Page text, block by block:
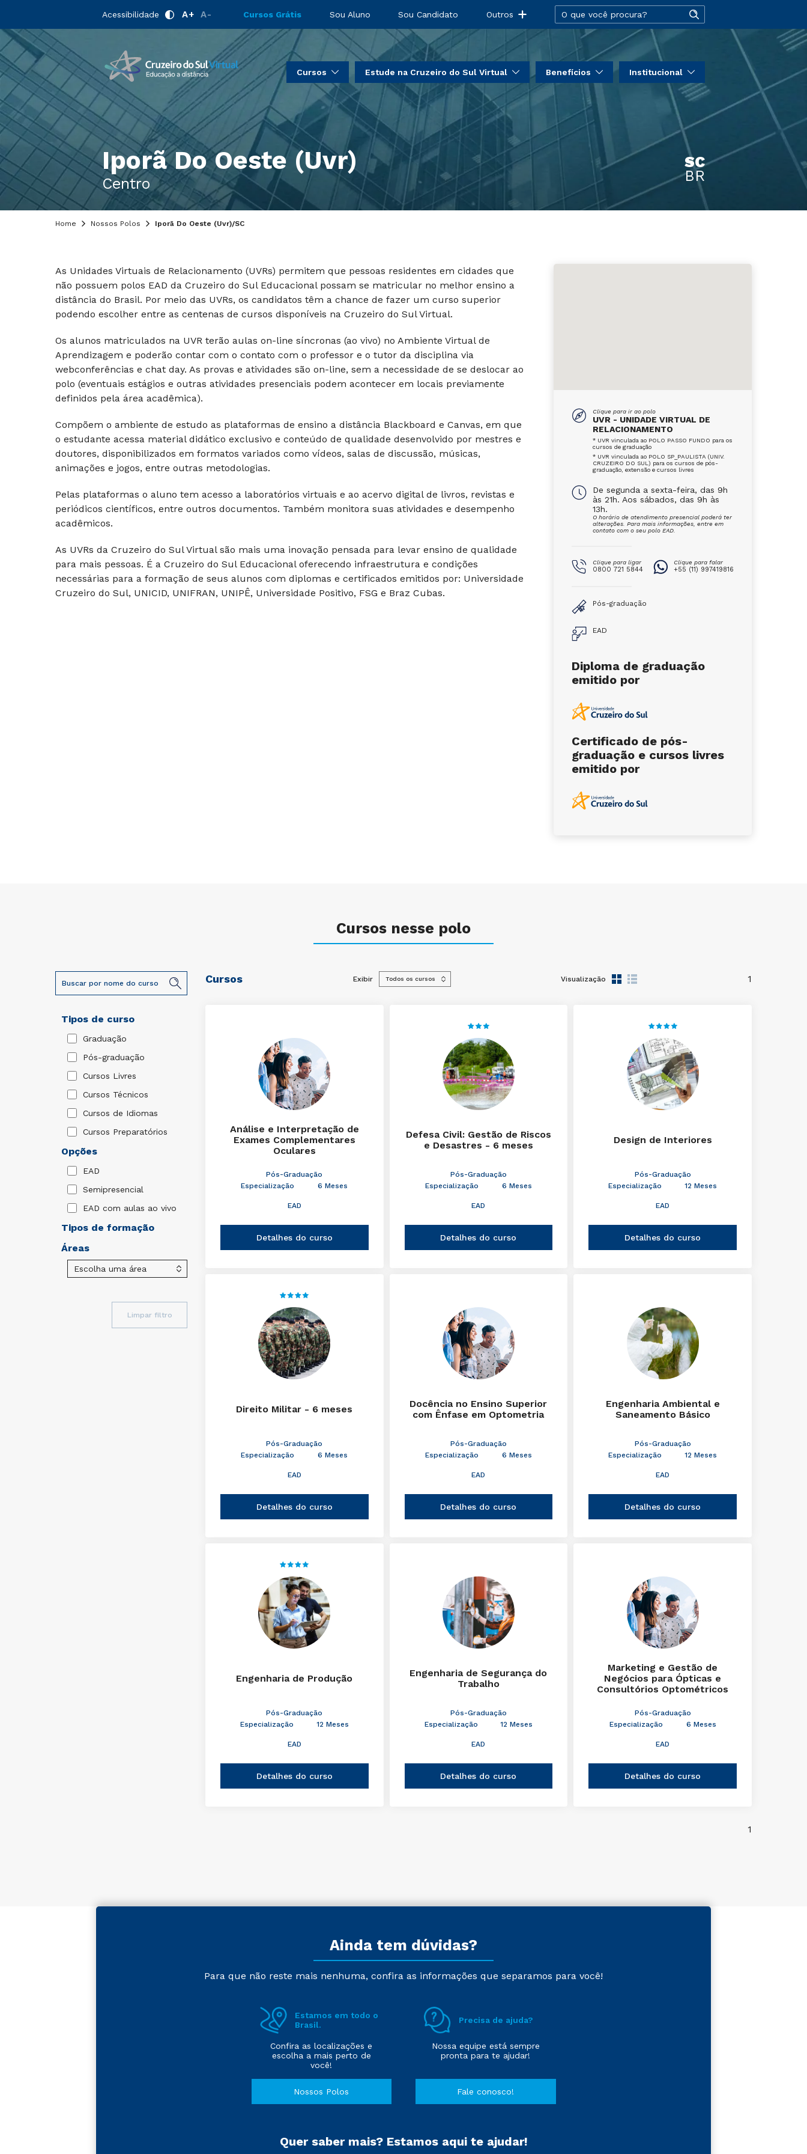
Acessibilidade A+ A- Cursos Grátis Sou Aluno Sou Candidato Outros
Cursos Estude na Cruzeiro do Sul Virtual Benefícios Institucional
Iporã Do Oeste (Uvr)
Centro
SC
BR
Home Nossos Polos Iporã Do Oeste (Uvr)/SC
As Unidades Virtuais de Relacionamento (UVRs) permitem que pessoas residentes em cidades que
não possuem polos EAD da Cruzeiro do Sul Educacional possam se matricular no melhor ensino a
distância do Brasil. Por meio das UVRs, os candidatos têm a chance de fazer um curso superior
podendo escolher entre as centenas de cursos disponíveis na Cruzeiro do Sul Virtual.
Os alunos matriculados na UVR terão aulas on-line síncronas (ao vivo) no Ambiente Virtual de
Aprendizagem e poderão contar com o contato com o professor e o tutor da disciplina via
webconferências e chat day. As provas e atividades são on-line, sem a necessidade de se deslocar ao
polo (eventuais estágios e outras atividades presenciais podem acontecer em locais previamente
definidos pela área acadêmica).
Compõem o ambiente de estudo as plataformas de ensino a distância Blackboard e Canvas, em que
o estudante acessa material didático exclusivo e conteúdo de qualidade desenvolvido por mestres e
doutores, disponibilizados em formatos variados como vídeos, salas de discussão, músicas,
animações e jogos, entre outras metodologias.
Pelas plataformas o aluno tem acesso a laboratórios virtuais e ao acervo digital de livros, revistas e
periódicos científicos, entre outros documentos. Também monitora suas atividades e desempenho
acadêmicos.
As UVRs da Cruzeiro do Sul Virtual são mais uma inovação pensada para levar ensino de qualidade
para mais pessoas. É a Cruzeiro do Sul Educacional oferecendo infraestrutura e condições
necessárias para a formação de seus alunos com diplomas e certificados emitidos por: Universidade
Cruzeiro do Sul, UNICID, UNIFRAN, UNIPÊ, Universidade Positivo, FSG e Braz Cubas.
Clique para ir ao polo
UVR - UNIDADE VIRTUAL DE
RELACIONAMENTO
* UVR vinculada ao POLO PASSO FUNDO para os
cursos de graduação
* UVR vinculada ao POLO SP_PAULISTA (UNIV.
CRUZEIRO DO SUL) para os cursos de pós-
graduação, extensão e cursos livres
De segunda a sexta-feira, das 9h
às 21h. Aos sábados, das 9h às
13h.
O horário de atendimento presencial poderá ter
alterações. Para mais informações, entre em
contato com o seu polo EAD.
Clique para ligar
0800 721 5844
Clique para falar
+55 (11) 997419816
Pós-graduação
EAD
Diploma de graduação
emitido por
Certificado de pós-
graduação e cursos livres
emitido por
Cursos nesse polo
Tipos de curso
Graduação
Pós-graduação
Cursos Livres
Cursos Técnicos
Cursos de Idiomas
Cursos Preparatórios
Opções
EAD
Semipresencial
EAD com aulas ao vivo
Tipos de formação
Áreas
Limpar filtro
Cursos Exibir Visualização 1
Análise e Interpretação de
Exames Complementares
Oculares
Pós-Graduação
Especialização
6 Meses
EAD
Detalhes do curso
Defesa Civil: Gestão de Riscos
e Desastres - 6 meses
Pós-Graduação
Especialização
6 Meses
EAD
Detalhes do curso
Design de Interiores
Pós-Graduação
Especialização
12 Meses
EAD
Detalhes do curso
Direito Militar - 6 meses
Pós-Graduação
Especialização
6 Meses
EAD
Detalhes do curso
Docência no Ensino Superior
com Ênfase em Optometria
Pós-Graduação
Especialização
6 Meses
EAD
Detalhes do curso
Engenharia Ambiental e
Saneamento Básico
Pós-Graduação
Especialização
12 Meses
EAD
Detalhes do curso
Engenharia de Produção
Pós-Graduação
Especialização
12 Meses
EAD
Detalhes do curso
Engenharia de Segurança do
Trabalho
Pós-Graduação
Especialização
12 Meses
EAD
Detalhes do curso
Marketing e Gestão de
Negócios para Ópticas e
Consultórios Optométricos
Pós-Graduação
Especialização
6 Meses
EAD
Detalhes do curso
1
Ainda tem dúvidas?
Para que não reste mais nenhuma, confira as informações que separamos para você!
Estamos em todo o
Brasil.
Confira as localizações e
escolha a mais perto de
você!
Nossos Polos
Precisa de ajuda?
Nossa equipe está sempre
pronta para te ajudar!
Fale conosco!
Quer saber mais? Estamos aqui te ajudar!